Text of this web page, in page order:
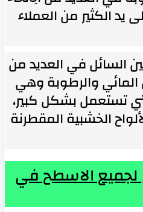
يد الكثير من العملاء
السائل في العديد من
المائي والرطوبة وهي
تستعمل بشكل كبير،
الخشبية المقطرنة
لجميع الاسطح في